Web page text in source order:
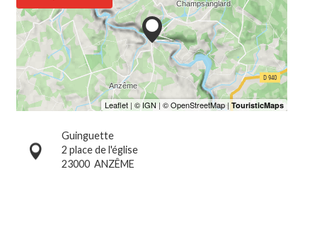
Guinguette
2 place de l'église
23000 ANZÊME